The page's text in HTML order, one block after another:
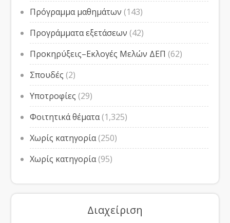
Πρόγραμμα μαθημάτων (143)
Προγράμματα εξετάσεων (42)
Προκηρύξεις–Εκλογές Μελών ΔΕΠ (62)
Σπουδές (2)
Υποτροφίες (29)
Φοιτητικά θέματα(1,325)
Χωρίς κατηγορία(250)
Χωρίς κατηγορία(95)
Διαχείριση